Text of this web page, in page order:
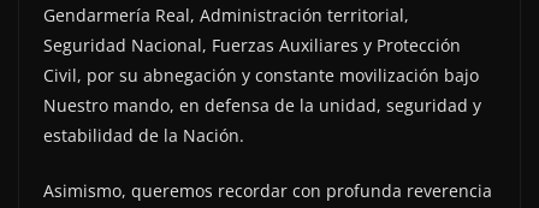
Gendarmería Real, Administración territorial,
Seguridad Nacional, Fuerzas Auxiliares y Protección
Civil, por su abnegación y constante movilización bajo
Nuestro mando, en defensa de la unidad, seguridad y
estabilidad de la Nación.
Asimismo, queremos recordar con profunda reverencia